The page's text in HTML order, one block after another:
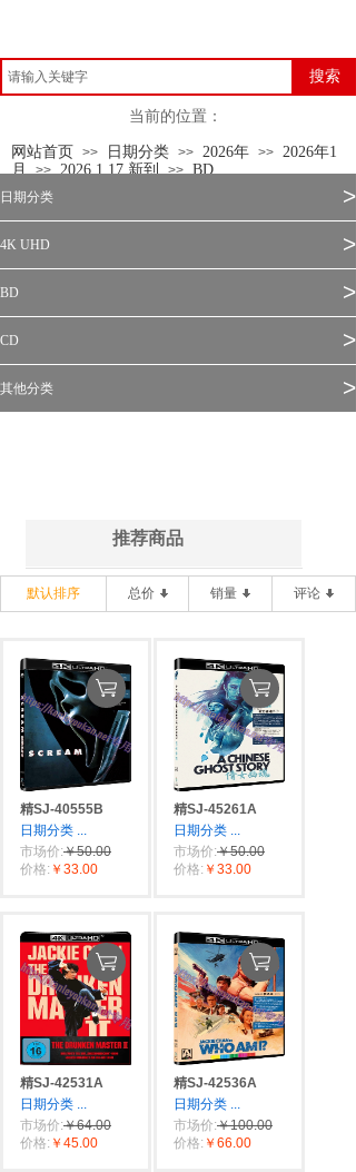
搜索
当前的位置：
网站首页 >> 日期分类 >> 2026年 >> 2026年1
月 >> 2026.1.17 新到 >> BD
日期分类 >
4K UHD >
BD >
CD >
其他分类 >
推荐商品
默认排序 总价 销量 评论
精SJ-40555B
日期分类 ...
市场价:￥50.00
价格: ￥33.00
精SJ-45261A
日期分类 ...
市场价:￥50.00
价格: ￥33.00
精SJ-42531A
日期分类 ...
市场价:￥64.00
价格: ￥45.00
精SJ-42536A
日期分类 ...
市场价:￥100.00
价格: ￥66.00